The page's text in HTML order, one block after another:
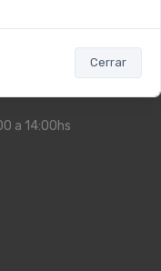
Cerrar
/ Sáb: 09:00 a 14:00
a 14:00hs